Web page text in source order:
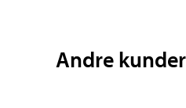
Andre